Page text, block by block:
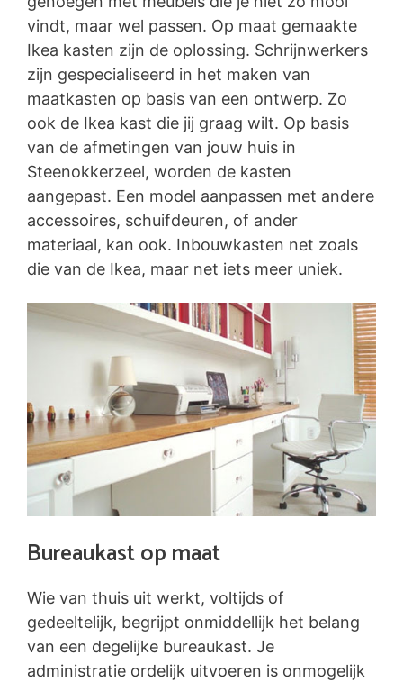
vindt, maar wel passen. Op maat gemaakte
Ikea kasten zijn de oplossing. Schrijnwerkers
zijn gespecialiseerd in het maken van
maatkasten op basis van een ontwerp. Zo
ook de Ikea kast die jij graag wilt. Op basis
van de afmetingen van jouw huis in
Steenokkerzeel, worden de kasten
aangepast. Een model aanpassen met andere
accessoires, schuifdeuren, of ander
materiaal, kan ook. Inbouwkasten net zoals
die van de Ikea, maar net iets meer uniek.
Bureaukast op maat
Wie van thuis uit werkt, voltijds of
gedeeltelijk, begrijpt onmiddellijk het belang
van een degelijke bureaukast. Je
administratie ordelijk uitvoeren is onmogelijk